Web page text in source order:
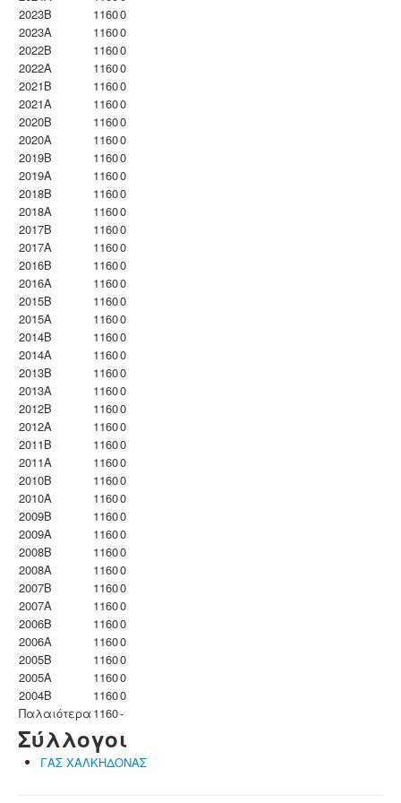
2023B
11600
2023Α
11600
2022B
11600
2022A
11600
2021B
11600
2021A
11600
2020B
11600
2020A
11600
2019B
11600
2019A
11600
2018B
11600
2018A
11600
2017B
11600
2017A
11600
2016B
11600
2016A
11600
2015B
11600
2015A
11600
2014B
11600
2014A
11600
2013B
11600
2013A
11600
2012B
11600
2012A
11600
2011B
11600
2011A
11600
2010B
11600
2010A
11600
2009B
11600
2009A
11600
2008B
11600
2008A
11600
2007B
11600
2007A
11600
2006B
11600
2006A
11600
2005B
11600
2005A
11600
2004B
11600
Παλαιότερα 1160-
Σύλλογοι
ΓΑΣ ΧΑΛΚΗΔΟΝΑΣ